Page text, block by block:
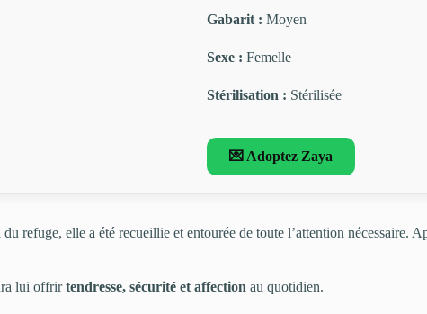
Gabarit : Moyen
Sexe : Femelle
Stérilisation : Stérilisée
💌 Adoptez Zaya
refuge, elle a été recueillie et entourée de toute l’attention nécessaire.
lui offrirtendresse, sécurité et affection au quotidien.